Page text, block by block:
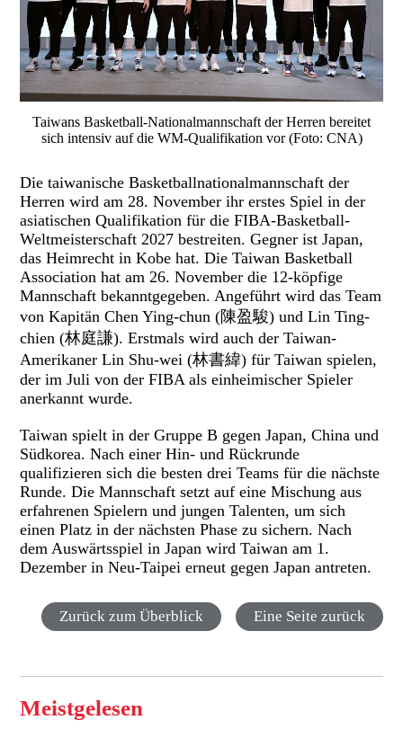
Taiwans Basketball-Nationalmannschaft der Herren bereitet
sich intensiv auf die WM-Qualifikation vor (Foto: CNA)
Die taiwanische Basketballnationalmannschaft der
Herren wird am 28. November ihr erstes Spiel in der
asiatischen Qualifikation für die FIBA-Basketball-
Weltmeisterschaft 2027 bestreiten. Gegner ist Japan,
das Heimrecht in Kobe hat. Die Taiwan Basketball
Association hat am 26. November die 12-köpfige
Mannschaft bekanntgegeben. Angeführt wird das Team
von Kapitän Chen Ying-chun (陳盈駿) und Lin Ting-
chien (林庭謙). Erstmals wird auch der Taiwan-
Amerikaner Lin Shu-wei (林書緯) für Taiwan spielen,
der im Juli von der FIBA als einheimischer Spieler
anerkannt wurde.
Taiwan spielt in der Gruppe B gegen Japan, China und
Südkorea. Nach einer Hin- und Rückrunde
qualifizieren sich die besten drei Teams für die nächste
Runde. Die Mannschaft setzt auf eine Mischung aus
erfahrenen Spielern und jungen Talenten, um sich
einen Platz in der nächsten Phase zu sichern. Nach
dem Auswärtsspiel in Japan wird Taiwan am 1.
Dezember in Neu-Taipei erneut gegen Japan antreten.
Zurück zum Überblick Eine Seite zurück
Meistgelesen